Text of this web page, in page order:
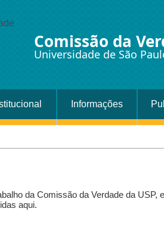
Comissão da
Universidade de São
Informações
da Comissão da Verdade da
aqui.